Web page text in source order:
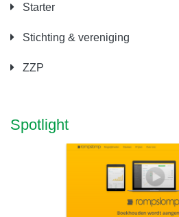
Starter
Stichting & vereniging
ZZP
Spotlight